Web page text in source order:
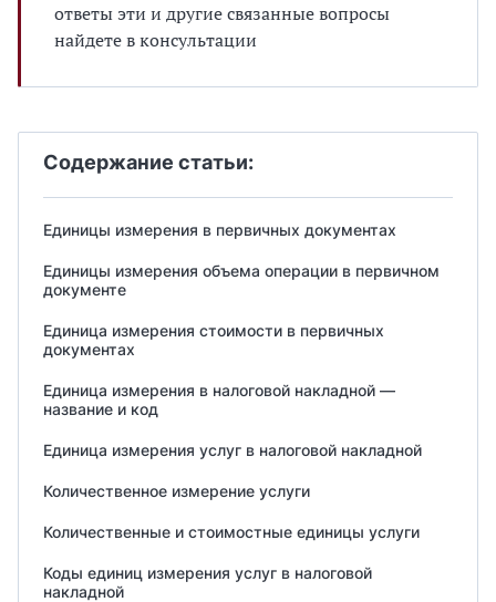
ответы эти и другие связанные вопросы
найдете в консультации
Содержание статьи:
Единицы измерения в первичных документах
Единицы измерения объема операции в первичном
документе
Единица измерения стоимости в первичных
документах
Единица измерения в налоговой накладной —
название и код
Единица измерения услуг в налоговой накладной
Количественное измерение услуги
Количественные и стоимостные единицы услуги
Коды единиц измерения услуг в налоговой
накладной